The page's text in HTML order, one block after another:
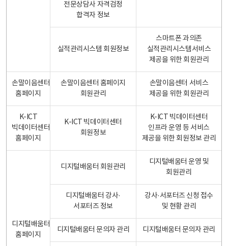
전문상담사 자격검정
합격자 정보
실적관리시스템 회원정보
스마트폰 과의존
실적관리시스템서비스
제공을 위한 회원관리
손말이음센터
홈페이지
손말이음센터 홈페이지
회원관리
손말이음센터 서비스
제공을 위한 회원관리
K-ICT
빅데이터센터
홈페이지
K-ICT 빅데이터센터
회원정보
K-ICT 빅데이터센터
인프라 운영 등 서비스
제공을 위한 회원정보 관리
디지털배움터
홈페이지
디지털배움터 회원관리
디지털배움터 운영 및
회원관리
디지털배움터 강사·
서포터즈 정보
강사·서포터즈 신청 접수
및 현황 관리
디지털배움터 문의자 관리 디지털배움터 문의자 관리